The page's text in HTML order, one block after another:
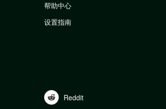
帮助中心
设置指南
Reddit